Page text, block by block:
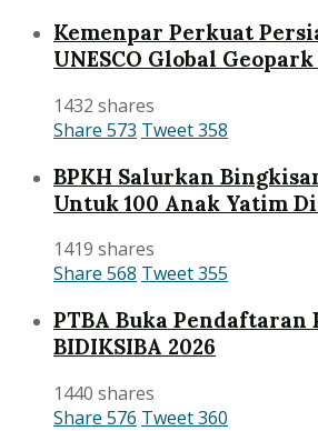
Kemenpar Perkuat
UNESCO Global
1432 shares
Share 573 Tweet358
BPKH Salurkan
Untuk 100 Anak Yatim
1419 shares
Share 568 Tweet355
PTBA Buka Pendaftaran
BIDIKSIBA 2026
1440 shares
Share 576 Tweet360